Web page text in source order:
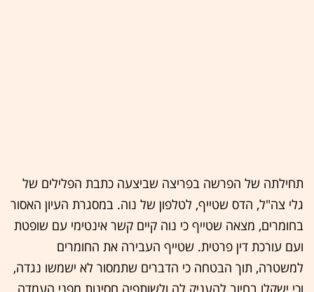
תחילתה של הפרשה בפריצה שביצעה כתבת הפלילים של
גלי צה"ל, הדס שטייף, לטלפון של נוה. במסגרת העיון האסור
בחומרים, מצאה שטייף כי נוה קיים קשר אינטימי עם שופטת
ועם עורכת דין פרטית. שטייף העבירה את החומרים
למשטרה, תוך הבטחה כי הדברים שתמסור לא ישמשו נגדה,